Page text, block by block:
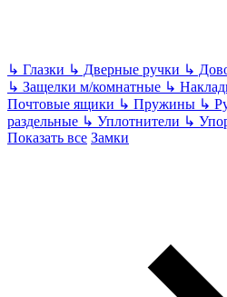
↳ Глазки ↳ Дверные ручки ↳
↳ Защелки м/комнатные ↳
Почтовые ящики ↳ Пружины ↳
раздельные ↳ Уплотнители ↳
Показать все Замки